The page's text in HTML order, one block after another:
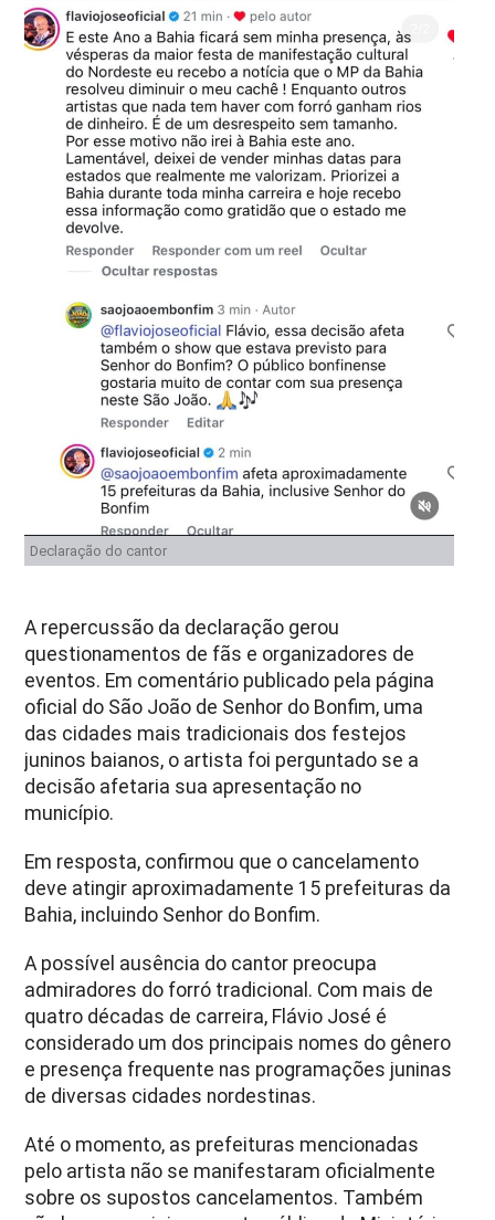
Declaração do cantor
A repercussão da declaração gerou
questionamentos de fãs e organizadores de
eventos. Em comentário publicado pela página
oficial do São João de Senhor do Bonfim, uma
das cidades mais tradicionais dos festejos
juninos baianos, o artista foi perguntado se a
decisão afetaria sua apresentação no
município.
Em resposta, confirmou que o cancelamento
deve atingir aproximadamente 15 prefeituras da
Bahia, incluindo Senhor do Bonfim.
A possível ausência do cantor preocupa
admiradores do forró tradicional. Com mais de
quatro décadas de carreira, Flávio José é
considerado um dos principais nomes do gênero
e presença frequente nas programações juninas
de diversas cidades nordestinas.
Até o momento, as prefeituras mencionadas
pelo artista não se manifestaram oficialmente
sobre os supostos cancelamentos. Também